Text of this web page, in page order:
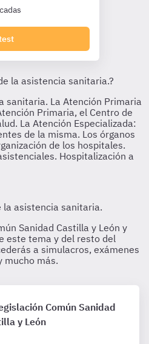
Común Sanidad
y León